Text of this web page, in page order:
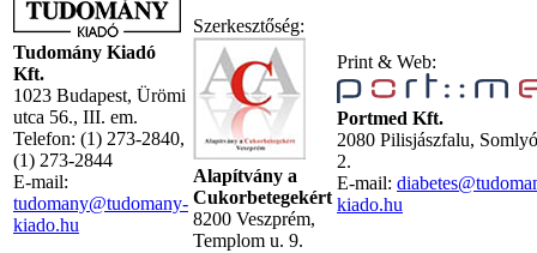
Tudomány Kiadó
Kft.
1023 Budapest, Ürömi
utca 56., III. em.
Telefon: (1) 273-2840,
(1) 273-2844
E-mail:
tudomany@tudomany-
kiado.hu
Szerkesztőség:
Alapítvány a
Cukorbetegekért
8200 Veszprém,
Templom u. 9.
Print & Web:
Portmed Kft.
2080 Pilisjászfalu,
2.
E-mail:
kiado.hu